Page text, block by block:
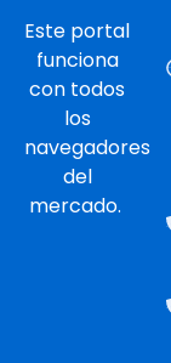
Este portal
funciona
con todos
los
navegadores
del
mercado.